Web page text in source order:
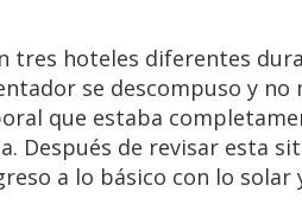
tres hoteles diferentes
se descompuso y no
que estaba
Después de revisar esta
a lo básico con lo solar